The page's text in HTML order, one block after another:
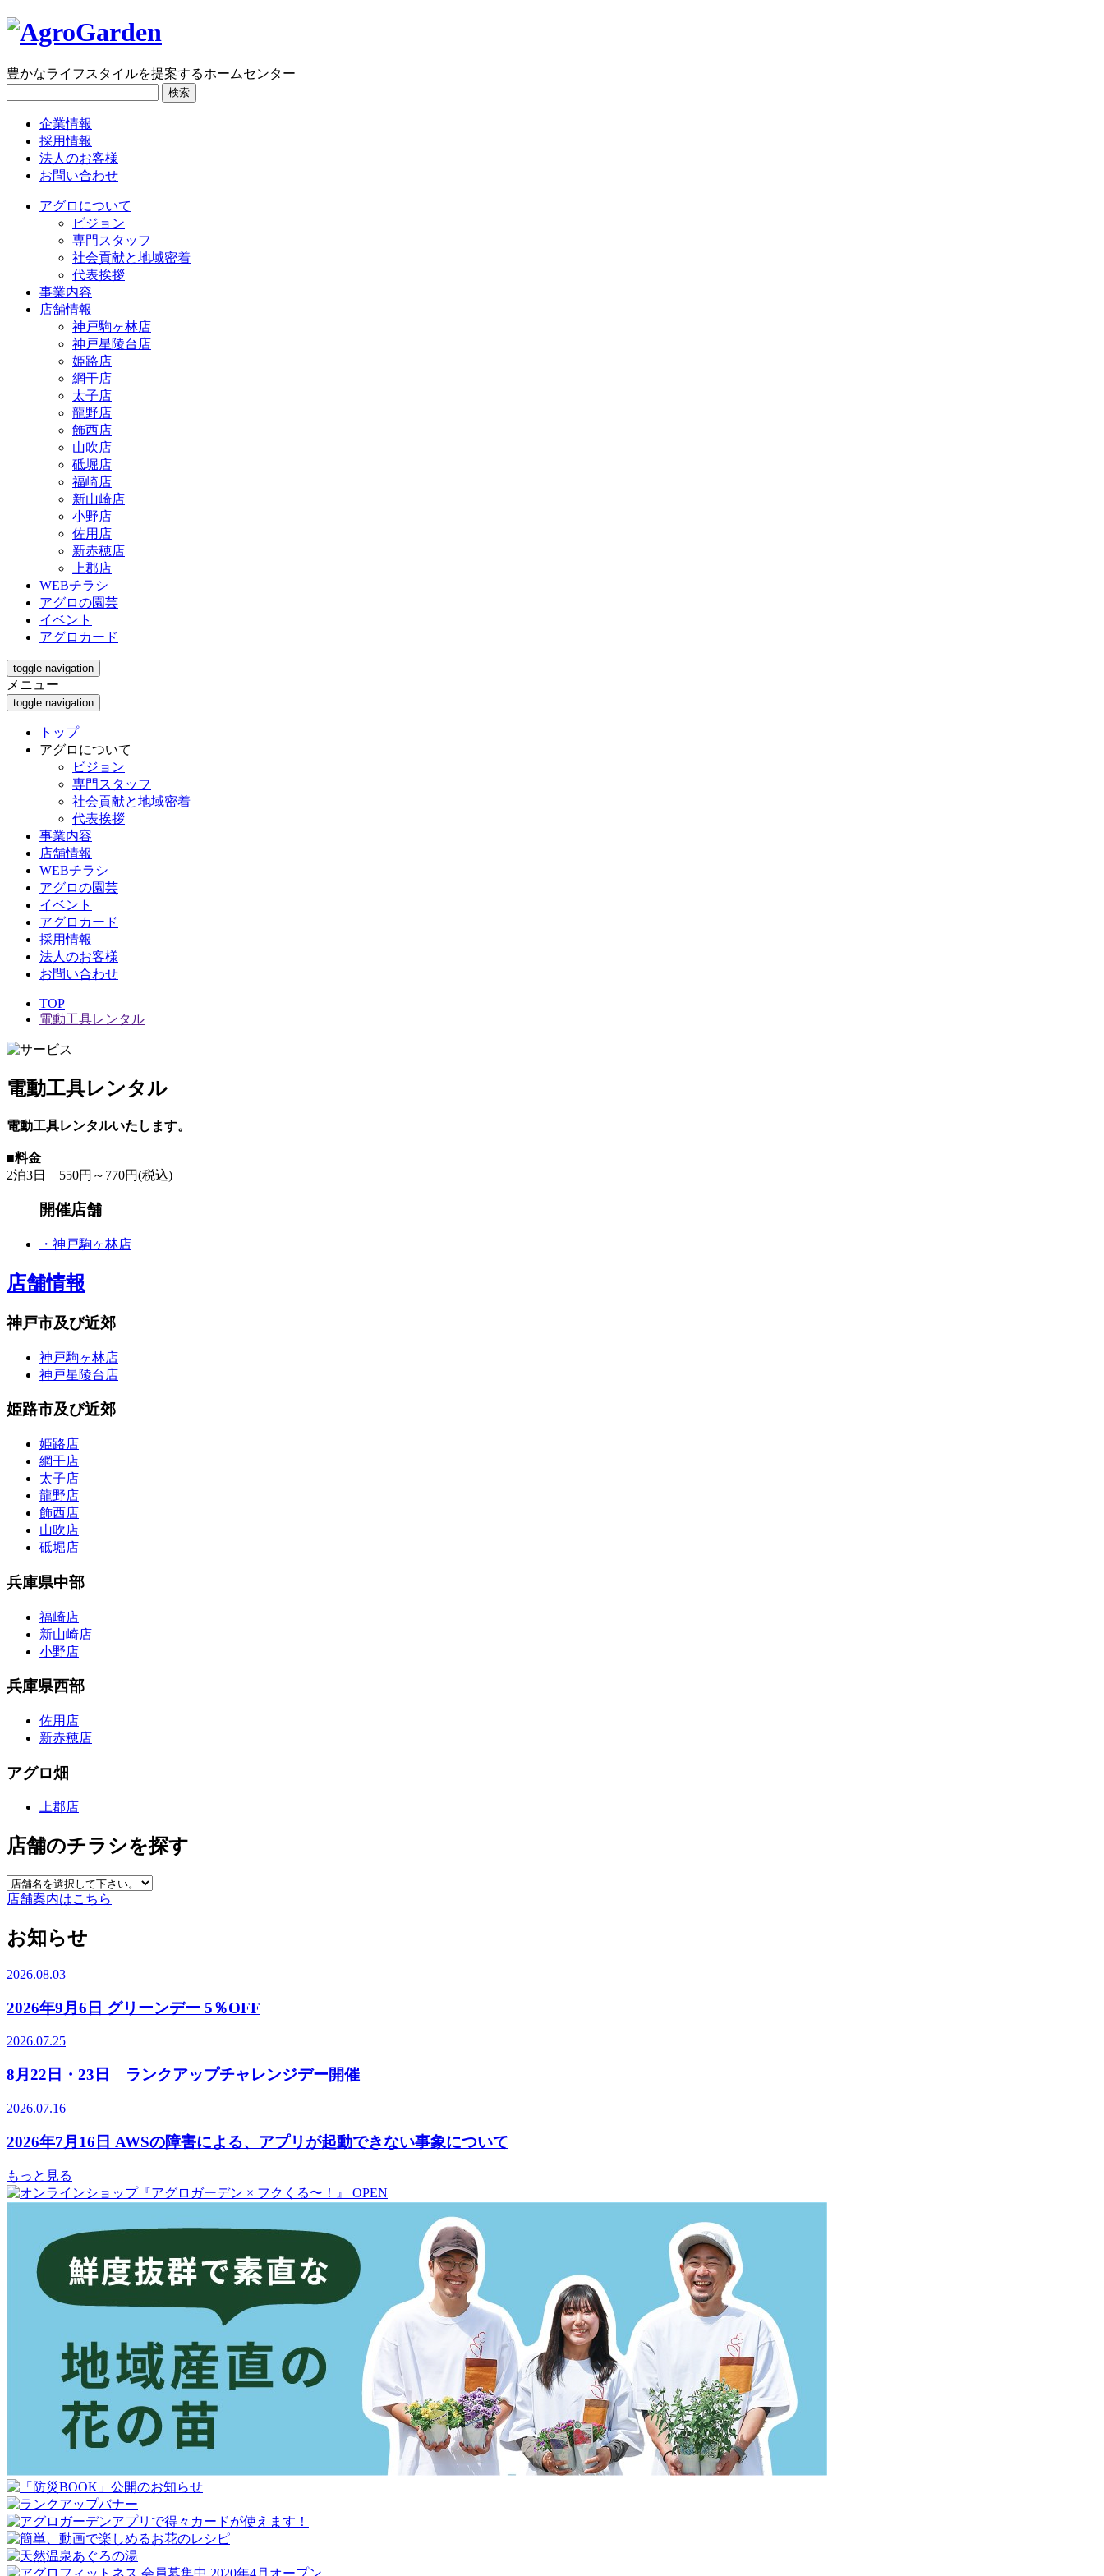
豊かなライフスタイルを提案するホームセンター
検索
企業情報
採用情報
法人のお客様
お問い合わせ
アグロについて
ビジョン
専門スタッフ
社会貢献と地域密着
代表挨拶
事業内容
店舗情報
神戸駒ヶ林店
神戸星陵台店
姫路店
網干店
太子店
龍野店
飾西店
山吹店
砥堀店
福崎店
新山崎店
小野店
佐用店
新赤穂店
上郡店
WEBチラシ
アグロの園芸
イベント
アグロカード
toggle navigation
メニュー
toggle navigation
トップ
アグロについて
ビジョン
専門スタッフ
社会貢献と地域密着
代表挨拶
事業内容
店舗情報
WEBチラシ
アグロの園芸
イベント
アグロカード
採用情報
法人のお客様
お問い合わせ
TOP
電動工具レンタル
電動工具レンタル
電動工具レンタルいたします。
■料金
2泊3日 550円～770円(税込)
開催店舗
・神戸駒ヶ林店
店舗情報
神戸市及び近郊
神戸駒ヶ林店
神戸星陵台店
姫路市及び近郊
姫路店
網干店
太子店
龍野店
飾西店
山吹店
砥堀店
兵庫県中部
福崎店
新山崎店
小野店
兵庫県西部
佐用店
新赤穂店
アグロ畑
上郡店
店舗のチラシを探す
店舗案内はこちら
お知らせ
2026.08.03
2026年9月6日 グリーンデー 5％OFF
2026.07.25
8月22日・23日 ランクアップチャレンジデー開催
2026.07.16
2026年7月16日 AWSの障害による、アプリが起動できない事象について
もっと見る